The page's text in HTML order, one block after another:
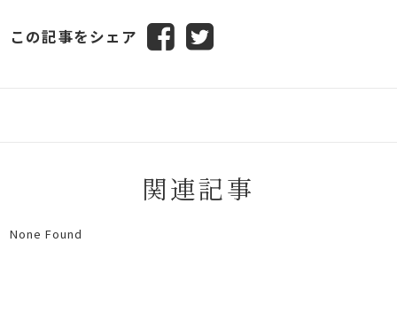
この記事をシェア
関連記事
None Found